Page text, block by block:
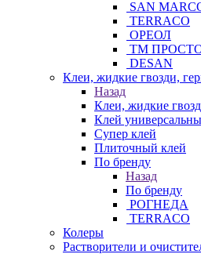
SAN
TERRACO
ОРЕОЛ
ТМ
DESAN
Клеи, жидкие гвозди,
Назад
Клеи, жидкие
Клей
Супер клей
Плиточный клей
По бренду
Назад
По бренду
РОГНЕДА
TERRACO
Колеры
Растворители и